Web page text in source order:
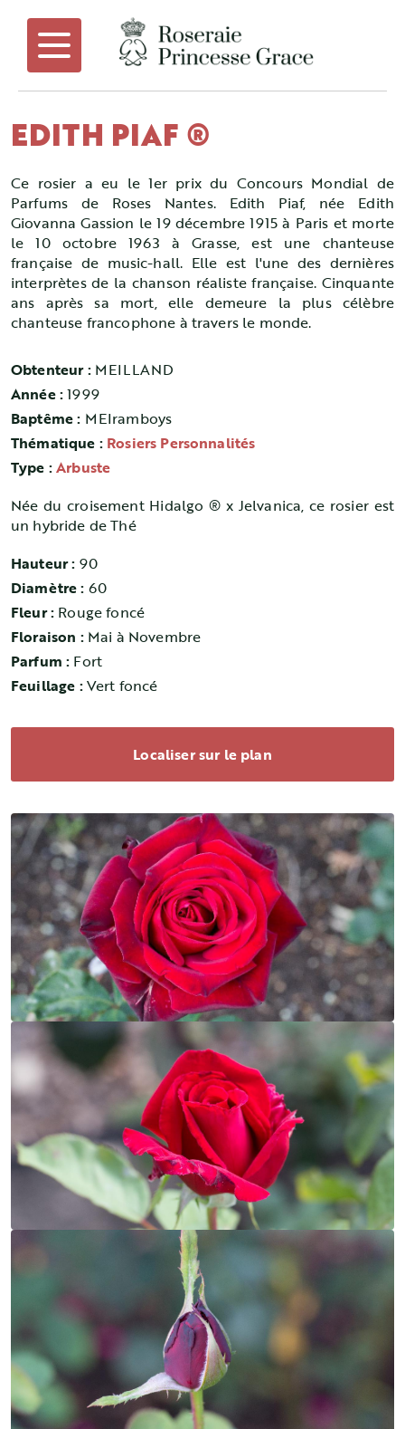
EDITH PIAF ®
Ce rosier a eu le 1er prix du Concours Mondial de
Parfums de Roses Nantes. Edith Piaf, née Edith
Giovanna Gassion le 19 décembre 1915 à Paris et morte
le 10 octobre 1963 à Grasse, est une chanteuse
française de music-hall. Elle est l'une des dernières
interprètes de la chanson réaliste française. Cinquante
ans après sa mort, elle demeure la plus célèbre
chanteuse francophone à travers le monde.
Obtenteur : MEILLAND
Année :1999
Baptême : MEIramboys
Thématique : Rosiers Personnalités
Type :Arbuste
Née du croisement Hidalgo ® x Jelvanica, ce rosier est
un hybride de Thé
Hauteur : 90
Diamètre : 60
Fleur : Rouge foncé
Floraison : Mai à Novembre
Parfum : Fort
Feuillage :Vert foncé
Localiser sur le plan